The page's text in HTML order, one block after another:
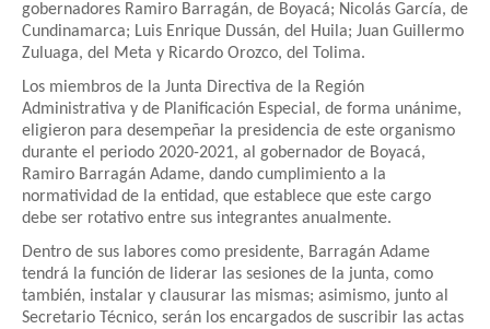
gobernadores Ramiro Barragán, de Boyacá; Nicolás García, de
Cundinamarca; Luis Enrique Dussán, del Huila; Juan Guillermo
Zuluaga, del Meta y Ricardo Orozco, del Tolima.
Los miembros de la Junta Directiva de la Región
Administrativa y de Planificación Especial, de forma unánime,
eligieron para desempeñar la presidencia de este organismo
durante el periodo 2020-2021, al gobernador de Boyacá,
Ramiro Barragán Adame, dando cumplimiento a la
normatividad de la entidad, que establece que este cargo
debe ser rotativo entre sus integrantes anualmente.
Dentro de sus labores como presidente, Barragán Adame
tendrá la función de liderar las sesiones de la junta, como
también, instalar y clausurar las mismas; asimismo, junto al
Secretario Técnico, serán los encargados de suscribir las actas